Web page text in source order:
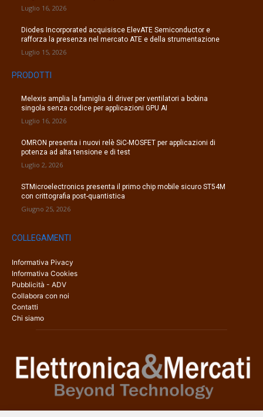
Luglio 16, 2026
Diodes Incorporated acquisisce ElevATE Semiconductor e
rafforza la presenza nel mercato ATE e della strumentazione
Luglio 15, 2026
PRODOTTI
Melexis amplia la famiglia di driver per ventilatori a bobina
singola senza codice per applicazioni GPU AI
Luglio 16, 2026
OMRON presenta i nuovi relè SiC-MOSFET per applicazioni di
potenza ad alta tensione e di test
Luglio 2, 2026
STMicroelectronics presenta il primo chip mobile sicuro ST54M
con crittografia post-quantistica
Giugno 25, 2026
COLLEGAMENTI
Informativa Pivacy
Informativa Cookies
Pubblicità - ADV
Collabora con noi
Contatti
Chi siamo